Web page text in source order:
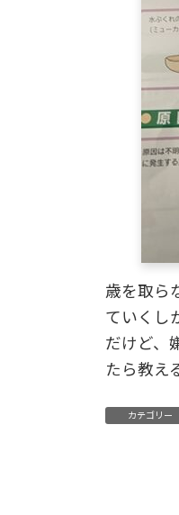
歳を取ら
ていくし
だけど、
たら教え
カテゴリー